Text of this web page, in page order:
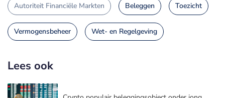
Autoriteit Financiële Markten Beleggen Toezicht
Vermogensbeheer Wet- en Regelgeving
Lees ook